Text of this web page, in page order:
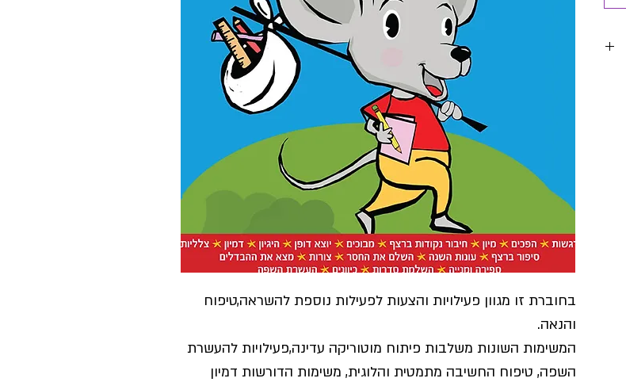
בחוברת זו מגוון פעילויות והצעות לפעילות נוספת להשראה,טיפוח
והנאה.
המשימות השונות משלבות פיתוח מוטוריקה עדינה,פעילויות להעשרת
השפה, טיפוח החשיבה מתמטית והלוגית, משימות הדורשות דמיון